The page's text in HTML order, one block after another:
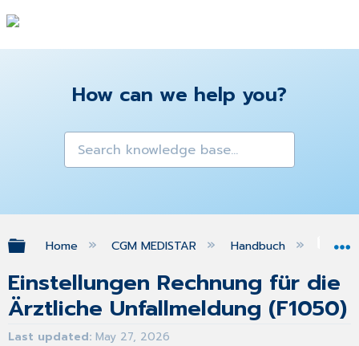
How can we help you?
Expand/collapse global hierarchy
Home CGM MEDISTAR Handbuch
Einstellungen Rechnung für die
Ärztliche Unfallmeldung (F1050)
Last updated May 27, 2026